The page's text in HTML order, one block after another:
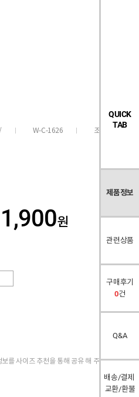
QUICK
TAB
제품정보
관련상품
구매후기
0건
Q&A
배송/결제
교환/환불
/ W-C-1626 조회수 86
원
보를 사이즈 추천을 통해 공유 해 주세요.